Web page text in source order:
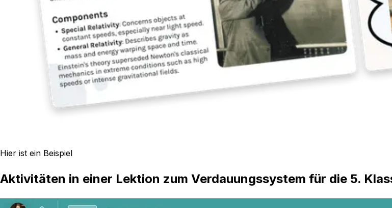
Hier ist ein Beispiel
Aktivitäten in einer Lektion zum Verdauungssystem für die 5.